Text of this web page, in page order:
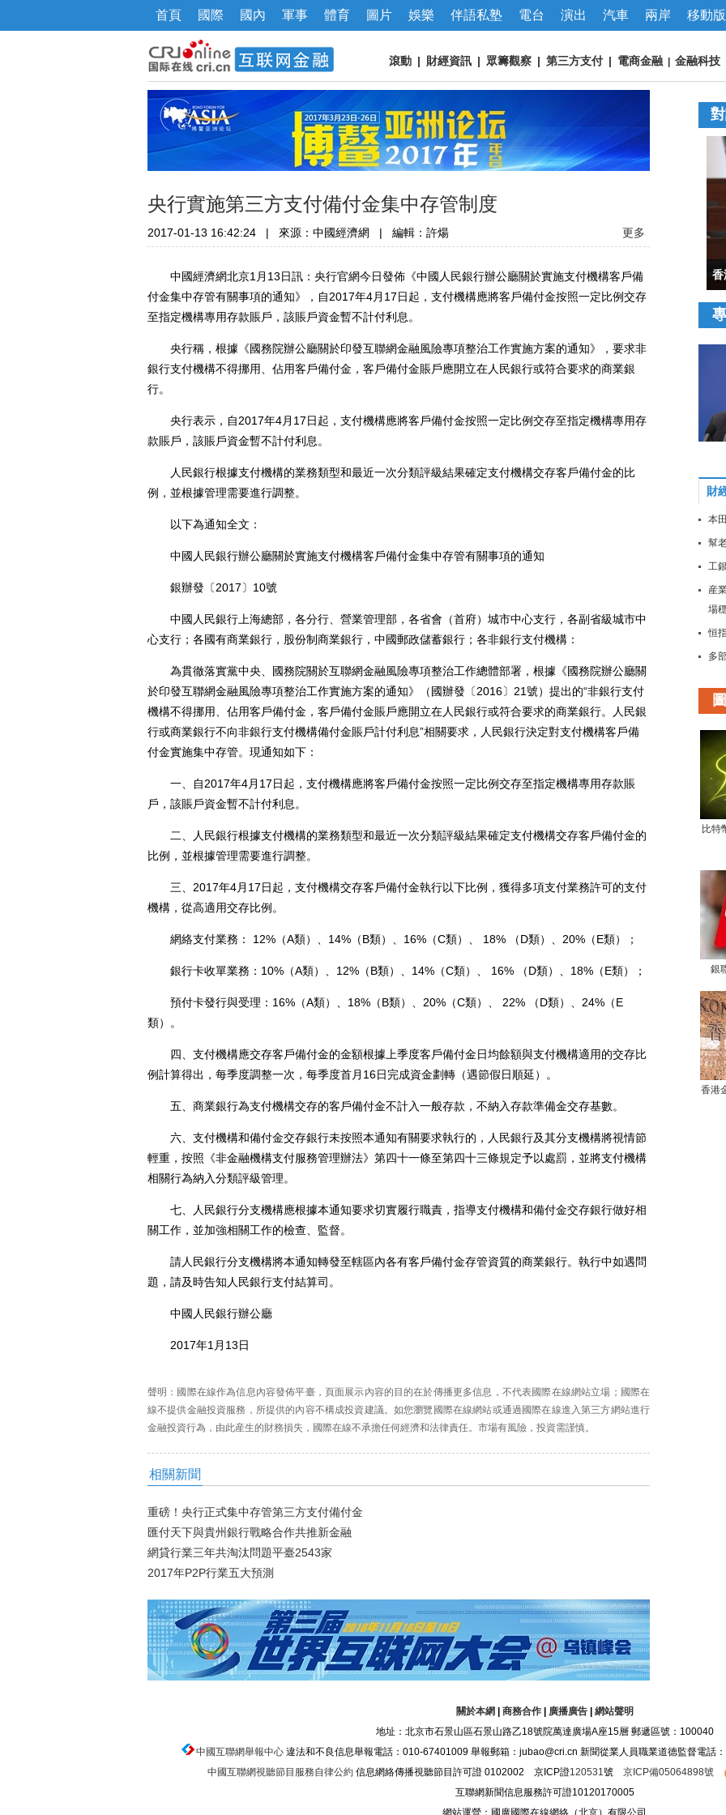
首頁 國際 國內 軍事 體育 圖片 娛樂 伴語私塾 電台 演出 汽車 兩岸 移動版
滾動 | 財經資訊 | 眾籌觀察 | 第三方支付 | 電商金融 金融科技
央行實施第三方支付備付金集中存管制度
2017-01-13 16:42:24 | 來源：中國經濟網 | 編輯：許煬 更多
中國經濟網北京1月13日訊：央行官網今日發佈《中國人民銀行辦公廳關於實施支付機構客戶備
付金集中存管有關事項的通知》，自2017年4月17日起，支付機構應將客戶備付金按照一定比例交存
至指定機構專用存款賬戶，該賬戶資金暫不計付利息。
央行稱，根據《國務院辦公廳關於印發互聯網金融風險專項整治工作實施方案的通知》，要求非
銀行支付機構不得挪用、佔用客戶備付金，客戶備付金賬戶應開立在人民銀行或符合要求的商業銀
行。
央行表示，自2017年4月17日起，支付機構應將客戶備付金按照一定比例交存至指定機構專用存
款賬戶，該賬戶資金暫不計付利息。
人民銀行根據支付機構的業務類型和最近一次分類評級結果確定支付機構交存客戶備付金的比
例，並根據管理需要進行調整。
以下為通知全文：
中國人民銀行辦公廳關於實施支付機構客戶備付金集中存管有關事項的通知
銀辦發〔2017〕10號
中國人民銀行上海總部，各分行、營業管理部，各省會（首府）城市中心支行，各副省級城市中
心支行；各國有商業銀行，股份制商業銀行，中國郵政儲蓄銀行；各非銀行支付機構：
為貫徹落實黨中央、國務院關於互聯網金融風險專項整治工作總體部署，根據《國務院辦公廳關
於印發互聯網金融風險專項整治工作實施方案的通知》（國辦發〔2016〕21號）提出的“非銀行支付
機構不得挪用、佔用客戶備付金，客戶備付金賬戶應開立在人民銀行或符合要求的商業銀行。人民銀
行或商業銀行不向非銀行支付機構備付金賬戶計付利息”相關要求，人民銀行決定對支付機構客戶備
付金實施集中存管。現通知如下：
一、自2017年4月17日起，支付機構應將客戶備付金按照一定比例交存至指定機構專用存款賬
戶，該賬戶資金暫不計付利息。
二、人民銀行根據支付機構的業務類型和最近一次分類評級結果確定支付機構交存客戶備付金的
比例，並根據管理需要進行調整。
三、2017年4月17日起，支付機構交存客戶備付金執行以下比例，獲得多項支付業務許可的支付
機構，從高適用交存比例。
網絡支付業務： 12%（A類）、14%（B類）、16%（C類）、 18% （D類）、20%（E類）；
銀行卡收單業務：10%（A類）、12%（B類）、14%（C類）、 16% （D類）、18%（E類）；
預付卡發行與受理：16%（A類）、18%（B類）、20%（C類）、 22% （D類）、24%（E
類）。
四、支付機構應交存客戶備付金的金額根據上季度客戶備付金日均餘額與支付機構適用的交存比
例計算得出，每季度調整一次，每季度首月16日完成資金劃轉（遇節假日順延）。
五、商業銀行為支付機構交存的客戶備付金不計入一般存款，不納入存款準備金交存基數。
六、支付機構和備付金交存銀行未按照本通知有關要求執行的，人民銀行及其分支機構將視情節
輕重，按照《非金融機構支付服務管理辦法》第四十一條至第四十三條規定予以處罰，並將支付機構
相關行為納入分類評級管理。
七、人民銀行分支機構應根據本通知要求切實履行職責，指導支付機構和備付金交存銀行做好相
關工作，並加強相關工作的檢查、監督。
請人民銀行分支機構將本通知轉發至轄區內各有客戶備付金存管資質的商業銀行。執行中如遇問
題，請及時告知人民銀行支付結算司。
中國人民銀行辦公廳
2017年1月13日
聲明：國際在線作為信息內容發佈平臺，頁面展示內容的目的在於傳播更多信息，不代表國際在線網站立場；國際在
線不提供金融投資服務，所提供的內容不構成投資建議。如您瀏覽國際在線網站或通過國際在線進入第三方網站進行
金融投資行為，由此産生的財務損失，國際在線不承擔任何經濟和法律責任。市場有風險，投資需謹慎。
相關新聞
重磅！央行正式集中存管第三方支付備付金
匯付天下與貴州銀行戰略合作共推新金融
網貸行業三年共淘汰問題平臺2543家
2017年P2P行業五大預測
透
財
本
幫
工
産
場
恒
多
穩
比特
銀
香港
關於本網 商務合作| 廣播廣告| 網站聲明
地址：北京市石景山區石景山路乙18號院萬達廣場A座15層 郵遞區號：100040
中國互聯網舉報中心違法和不良信息舉報電話：010-67401009 舉報郵箱：jubao@cri.cn 新聞從業人員職業道德監督電話
中國互聯網視聽節目服務自律公約信息網絡傳播視聽節目許可證 0102002 京ICP證120531號 京ICP備05064898號
互聯網新聞信息服務許可證10120170005
網站運營：國廣國際在線網絡（北京）有限公司